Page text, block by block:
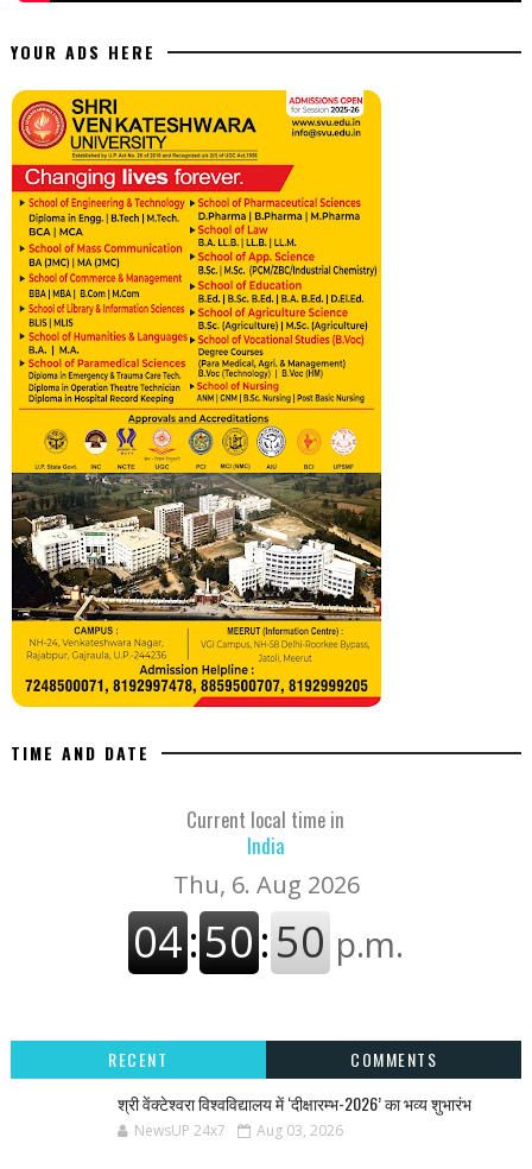
YOUR ADS HERE
TIME AND DATE
Current local time in
India
RECENT
COMMENTS
श्री वेंक्टेश्वरा विश्वविद्यालय में ‘दीक्षारम्भ-2026’ का भव्य शुभारंभ
NewsUP 24x7 Aug 03, 2026